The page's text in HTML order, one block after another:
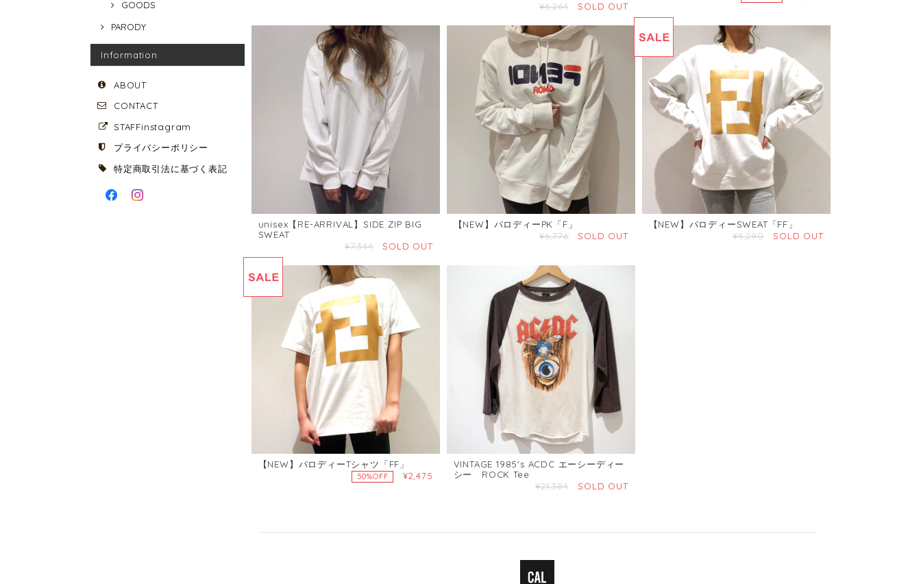
GOODS
PARODY
Information
ABOUT
CONTACT
STAFFinstagram
プライバシーポリシー
特定商取引法に基づく表記
¥6,264
SOLD OUT
unisex【RE-ARRIVAL】SIDE ZIP BIG
SWEAT
¥7,344
SOLD OUT
【NEW】パロディーPK「F」
¥6,776
SOLD OUT
【NEW】パロディーSWEAT「FF」
¥4,290
SOLD OUT
【NEW】パロディーTシャツ「FF」
50%OFF ¥2,475
VINTAGE 1985's ACDC エーシーディー
シー ROCK Tee
¥21,384
SOLD OUT